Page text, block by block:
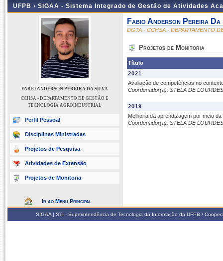
UFPB › SIGAA - Sistema Integrado de Gestão de Atividades
FABIO ANDERSON PEREIRA DA SILVA
CCHSA - DEPARTAMENTO DE GESTÃO E
TECNOLOGIA AGROINDUSTRIAL
Perfil Pessoal
Disciplinas Ministradas
Projetos de Pesquisa
Atividades de Extensão
Projetos de Monitoria
Ir ao Menu Principal
Fabio Anderson Pereira Da
DGTA - CCHSA - DEPARTAMENTO
Projetos de Monitoria
Título
2021
Avaliação de competências no
Coordenador(a): STELA DE
2019
Melhoria da aprendizagem por meio
Coordenador(a): STELA DE
SIGAA | STI - Superintendência de Tecnologia da Informação da UFPB /